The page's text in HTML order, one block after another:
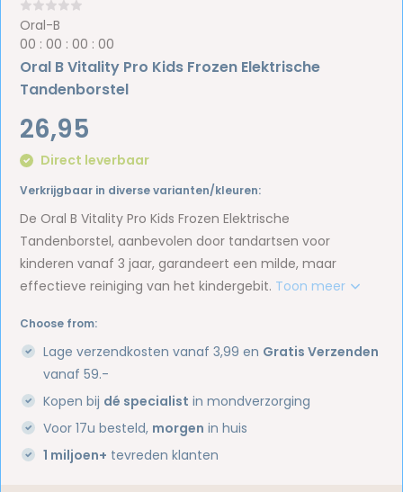
Oral-B
00 :00 :00 :00
Oral B Vitality Pro Kids Frozen Elektrische
Tandenborstel
26,95
Direct leverbaar
Verkrijgbaar in diverse varianten/kleuren:
De Oral B Vitality Pro Kids Frozen Elektrische
Tandenborstel, aanbevolen door tandartsen voor
kinderen vanaf 3 jaar, garandeert een milde, maar
effectieve reiniging van het kindergebit. Toon meer
Choose from:
Lage verzendkosten vanaf 3,99 en Gratis Verzenden
vanaf 59.-
Kopen bij dé specialist in mondverzorging
Voor 17u besteld, morgen in huis
1 miljoen+ tevreden klanten